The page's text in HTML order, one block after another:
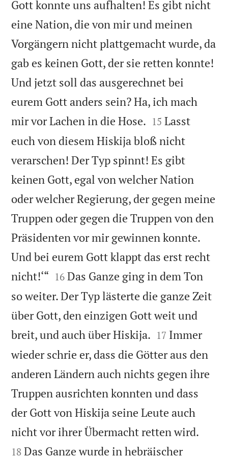
Gott konnte uns aufhalten! Es gibt nicht
eine Nation, die von mir und meinen
Vorgängern nicht plattgemacht wurde, da
gab es keinen Gott, der sie retten konnte!
Und jetzt soll das ausgerechnet bei
eurem Gott anders sein? Ha, ich mach
mir vor Lachen in die Hose. 

15 Lasst
euch von diesem Hiskija bloß nicht
verarschen! Der Typ spinnt! Es gibt
keinen Gott, egal von welcher Nation
oder welcher Regierung, der gegen meine
Truppen oder gegen die Truppen von den
Präsidenten vor mir gewinnen konnte.
Und bei eurem Gott klappt das erst recht
nicht!‘“ 

16 Das Ganze ging in dem Ton
so weiter. Der Typ lästerte die ganze Zeit
über Gott, den einzigen Gott weit und
breit, und auch über Hiskija. 

17 Immer
wieder schrie er, dass die Götter aus den
anderen Ländern auch nichts gegen ihre
Truppen ausrichten konnten und dass
der Gott von Hiskija seine Leute auch
nicht vor ihrer Übermacht retten wird.
18 Das Ganze wurde in hebräischer